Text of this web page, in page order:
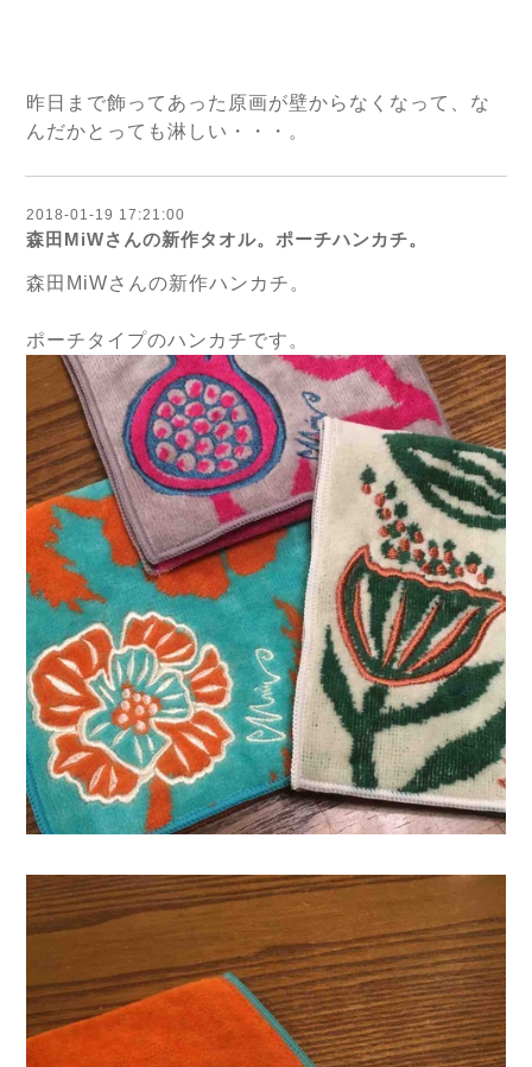
昨日まで飾ってあった原画が壁からなくなって、な
んだかとっても淋しい・・・。
2018-01-19 17:21:00
森田MiWさんの新作タオル。ポーチハンカチ。
森田MiWさんの新作ハンカチ。
ポーチタイプのハンカチです。